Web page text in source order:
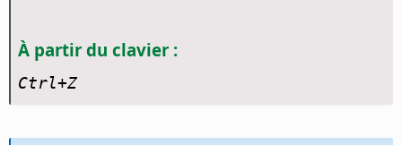
À partir du clavier :
Ctrl+Z